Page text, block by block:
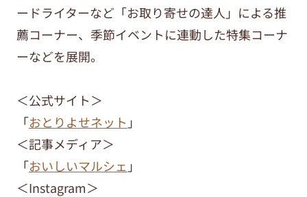
ードライターなど「お取り寄せの達人」による推
薦コーナー、季節イベントに連動した特集コーナ
ーなどを展開。
＜公式サイト＞
「おとりよせネット 」
＜記事メディア＞
「おいしいマルシェ 」
＜Instagram＞